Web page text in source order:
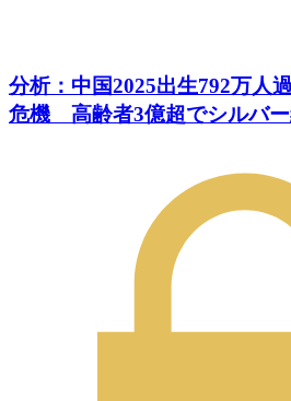
分析：中国2025出生792万人
危機 高齢者3億超でシルバ